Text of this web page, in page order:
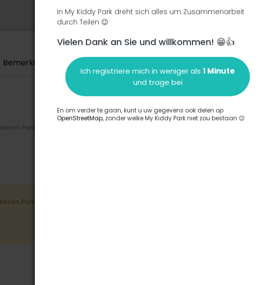
Bemerkungen Einen Kommentar hinzufügen
Park eingegeben.
Park wurde keine Option eingegeben.
In My Kiddy Park dreht sich alles um Zusammenarbeit
durch Teilen 😉
Vielen Dank an Sie und willkommen! 😁👍
Ich registriere mich in weniger als 1 Minute
und trage bei
En om verder te gaan, kunt u uw gegevens ook delen op
OpenStreetMap, zonder welke My Kiddy Park niet zou bestaan 😉